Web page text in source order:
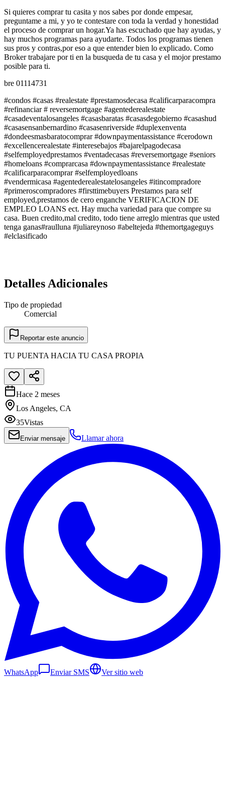
Si quieres comprar tu casita y nos sabes por donde empesar,
preguntame a mi, y yo te contestare con toda la verdad y honestidad
el proceso de comprar un hogar.Ya has escuchado que hay ayudas, y
hay muchos programas para ayudarte. Todos los programas tienen
sus pros y contras,por eso a que entender bien lo explicado. Como
Broker trabajare por ti en la busqueda de tu casa y el mojor prestamo
posible para ti.
bre 01114731
#condos #casas #realestate #prestamosdecasa #calificarparacompra
#refinanciar # reversemortgage #agentederealestate
#casadeventalosangeles #casasbaratas #casasdegobierno #casashud
#casasensanbernardino #casasenriverside #duplexenventa
#dondeesmasbaratocomprar #downpaymentassistance #cerodown
#excellencerealestate #interesebajos #bajarelpagodecasa
#selfemployedprestamos #ventadecasas #reversemortgage #seniors
#homeloans #comprarcasa #downpaymentassistance #realestate
#calificarparacomprar #selfemployedloans
#vendermicasa #agentederealestatelosangeles #itincompradore
#primeroscompradores #firsttimebuyers Prestamos para self
employed,prestamos de cero enganche VERIFICACION DE
EMPLEO LOANS ect. Hay mucha variedad para que compre su
casa. Buen credito,mal credito, todo tiene arreglo mientras que usted
tenga ganas#raulluna #juliareynoso #abeltejeda #themortgageguys
#elclasificado
Detalles Adicionales
Tipo de propiedad
Comercial
Reportar este anuncio
TU PUENTA HACIA TU CASA PROPIA
Hace 2 meses
Los Angeles, CA
35Vistas
Enviar mensaje Llamar ahora
WhatsApp Enviar SMS Ver sitio web